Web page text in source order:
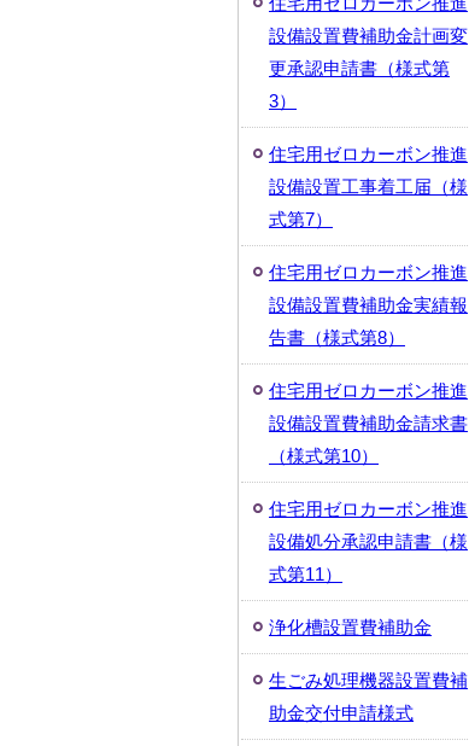
設備設置費補助金計画変
更承認申請書（様式第
3）
住宅用ゼロカーボン推進
設備設置工事着工届（様
式第7）
住宅用ゼロカーボン推進
設備設置費補助金実績報
告書（様式第8）
住宅用ゼロカーボン推進
設備設置費補助金請求書
（様式第10）
住宅用ゼロカーボン推進
設備処分承認申請書（様
式第11）
浄化槽設置費補助金
生ごみ処理機器設置費補
助金交付申請様式